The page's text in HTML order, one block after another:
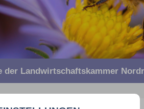
der Landwirtschaftskammer